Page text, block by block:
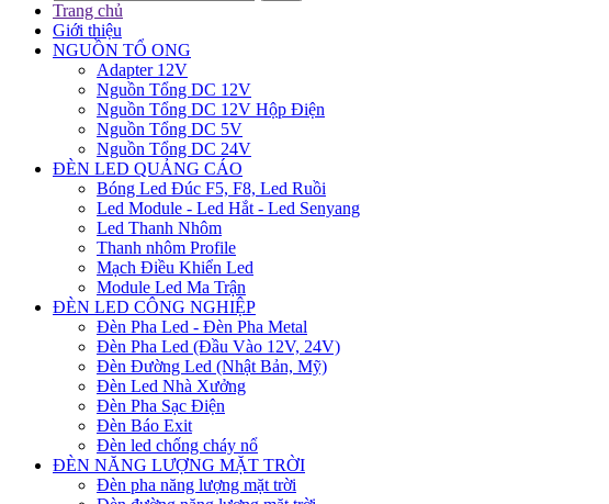
Trang chủ
Giới thiệu
NGUỒN TỔ ONG
Adapter 12V
Nguồn Tổng DC 12V
Nguồn Tổng DC 12V Hộp Điện
Nguồn Tổng DC 5V
Nguồn Tổng DC 24V
ĐÈN LED QUẢNG CÁO
Bóng Led Đúc F5, F8, Led Ruồi
Led Module - Led Hắt - Led Senyang
Led Thanh Nhôm
Thanh nhôm Profile
Mạch Điều Khiển Led
Module Led Ma Trận
ĐÈN LED CÔNG NGHIỆP
Đèn Pha Led - Đèn Pha Metal
Đèn Pha Led (Đầu Vào 12V, 24V)
Đèn Đường Led (Nhật Bản, Mỹ)
Đèn Led Nhà Xưởng
Đèn Pha Sạc Điện
Đèn Báo Exit
Đèn led chống cháy nổ
ĐÈN NĂNG LƯỢNG MẶT TRỜI
Đèn pha năng lượng mặt trời